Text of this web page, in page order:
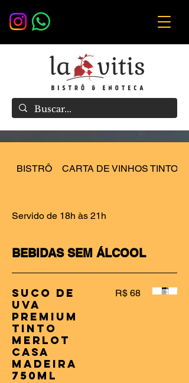
BISTRÔ CARTA DE VINHOS TINTOS
Servido de 18h às 21h
BEBIDAS SEM ÁLCOOL
Suco De
Uva
Premium
Tinto
Merlot
Casa
Madeira
750ml
R$ 68